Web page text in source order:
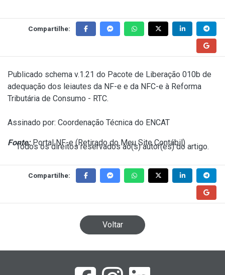
Compartilhe:
Publicado schema v.1.21 do Pacote de Liberação 010b de
adequação dos leiautes da NF-e e da NFC-e à Reforma
Tributária de Consumo - RTC.
Assinado por: Coordenação Técnica do ENCAT
Fonte:Portal NF-e (Retirado do Meu Site Contábil)
Todos os direitos reservados ao(s) autor(es) do artigo.
Compartilhe:
Voltar